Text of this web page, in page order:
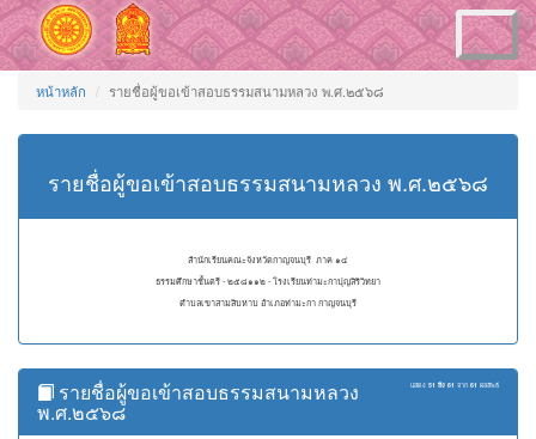
Toggle
navigation
หน้าหลัก รายชื่อผู้ขอเข้าสอบธรรมสนามหลวง พ.ศ.๒๕๖๘
รายชื่อผู้ขอเข้าสอบธรรมสนามหลวง พ.ศ.๒๕๖๘
สำนักเรียนคณะจังหวัดกาญจนบุรี ภาค ๑๔
ธรรมศึกษาชั้นตรี - ๒๕๘๑๑๒ - โรงเรียนท่ามะกาปุญสิริวิทยา
ตำบลเขาสามสิบหาบ อำเภอท่ามะกา กาญจนบุรี
แสดง 51 ถึง 61 จาก 61 ผลลัพธ์
รายชื่อผู้ขอเข้าสอบธรรมสนามหลวง
พ.ศ.๒๕๖๘